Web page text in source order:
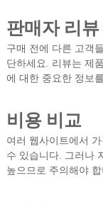
판매자 리뷰
구매 전에 다른 고객
단하세요. 리뷰는 제
에 대한 중요한 정보
비용 비교
여러 웹사이트에서
수 있습니다. 그러나
높으므로 주의해야 합